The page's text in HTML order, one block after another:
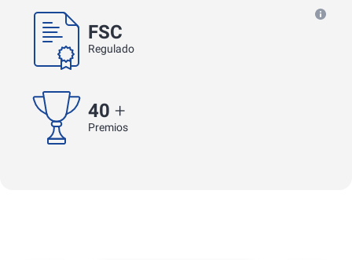
FSC
Regulado
40 +
Premios